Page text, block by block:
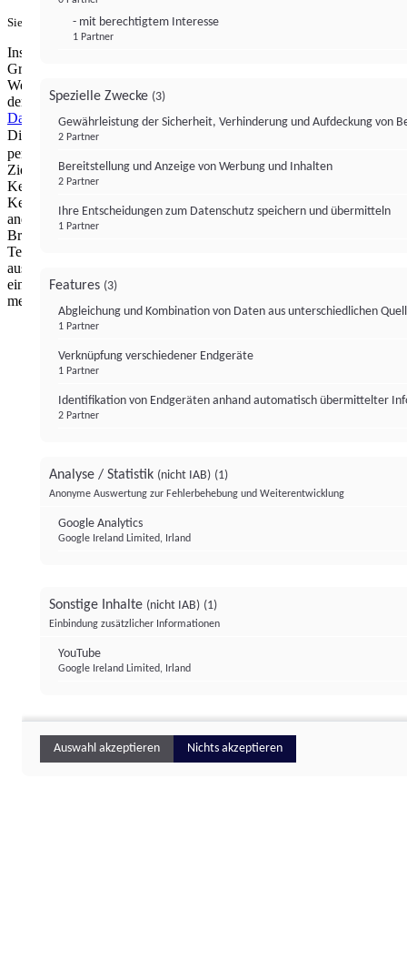
Sie haben ein PUR-Abo?Hier anmelden.
Institutional Money mit Werbung: Wir nutzen aus wirtschaftlichen
Gründen die Möglichkeit, unsere Webseite Dritten als digitalen
Werbeplatz zur Verfügung zu stellen. Über Verarbeitungen, die in
der Verantwortung von uns liegen, können Sie sich in unserer
Datenschutzerklärungnäher informieren.Zur Bereitstellung unserer
Dienste nutzen wir Technologien von
personalisierte Werbung, Messung von Werbeleistung und
Zielgruppenforschung. Cookies, Endgeräte- oder ähnliche Online-
Kennungen (z. B. login-basierte Kennungen, zufällig generierte
Kennungen, netzwerkbasierte Kennungen) können zusammen mit
anderen Informationen (z. B. Browsertyp und
Browserinformationen, Sprache, Bildschirmgröße, unterstützte
Technologien usw.) auf Ihrem Endgerät gespeichert oder von dort
ausgelesen werden, um es jedes Mal wiederzuerkennen, wenn es
eine App oder einer Webseite aufruft. Dies geschieht für einen oder
mehrere der hier aufgeführten Verarbeitungszwecke.
- mit berechtigtem Interesse
1 Partner
Spezielle Zwecke (3)
Gewährleistung der Sicherheit, Verhinderung und Aufdeckung von
2 Partner
Bereitstellung und Anzeige von Werbung und Inhalten
2 Partner
Ihre Entscheidungen zum Datenschutz speichern und übermitteln
1 Partner
Features (3)
Abgleichung und Kombination von Daten aus unterschiedlichen
1 Partner
Verknüpfung verschiedener Endgeräte
1 Partner
Identifikation von Endgeräten anhand automatisch übermittelter
2 Partner
Analyse / Statistik (nicht IAB) (1)
Anonyme Auswertung zur Fehlerbehebung und Weiterentwicklung
Google Analytics
Google Ireland Limited, Irland
Sonstige Inhalte (nicht IAB) (1)
Einbindung zusätzlicher Informationen
YouTube
Google Ireland Limited, Irland
Auswahl akzeptieren Nichts akzeptieren
Institutional Money
ImpressumDatenschutzerklärung